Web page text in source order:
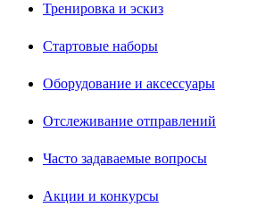
Тренировка и эскиз
Стартовые наборы
Оборудование и аксессуары
Отслеживание отправлений
Часто задаваемые вопросы
Акции и конкурсы